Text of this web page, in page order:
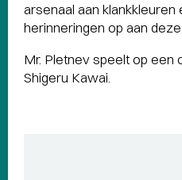
arsenaal aan
herinneringen op aan
Mr. Pletnev speelt op een
Shigeru Kawai.